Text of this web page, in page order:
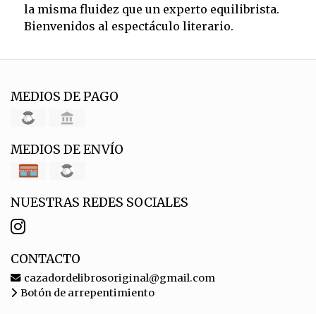
la misma fluidez que un experto equilibrista.
Bienvenidos al espectáculo literario.
MEDIOS DE PAGO
MEDIOS DE ENVÍO
NUESTRAS REDES SOCIALES
CONTACTO
cazadordelibrosoriginal@gmail.com
Botón de arrepentimiento